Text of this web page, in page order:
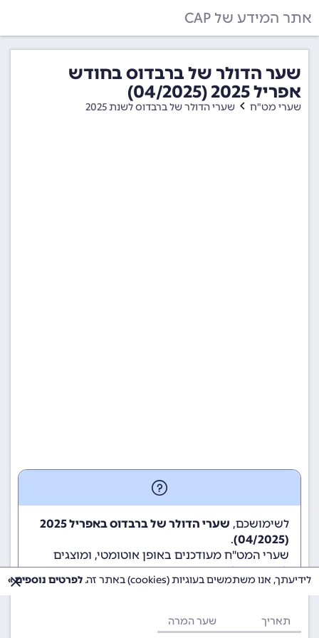
אתר המידע של CAP
שער הדולר של ברבדוס בחודש
אפריל 2025 (04/2025)
שערי מט"ח שערי הדולר של ברבדוס לשנת 2025
לשימושכם,
שערי הדולר של ברבדוס באפריל 2025
(04/2025)
.
שערי המט"ח מעודכנים באופן אוטומטי, ומוצגים
לשימוש גולשי ומשתמשי האתר.
תאריך שער המרה
לידיעתך, אנו משתמשים בעוגיות (cookies) באתר זה. לפרטים נוספים »